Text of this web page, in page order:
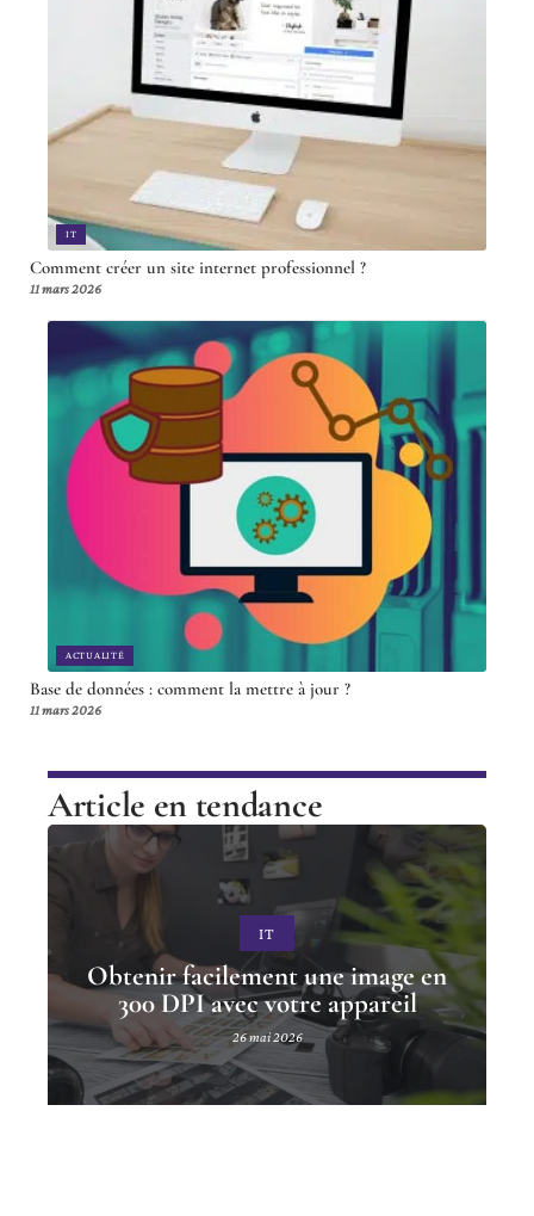
IT
Comment créer un site internet professionnel ?
11 mars 2026
ACTUALITÉ
Base de données : comment la mettre à jour ?
11 mars 2026
Article en tendance
IT
Obtenir facilement une image en
300 DPI avec votre appareil
26 mai 2026